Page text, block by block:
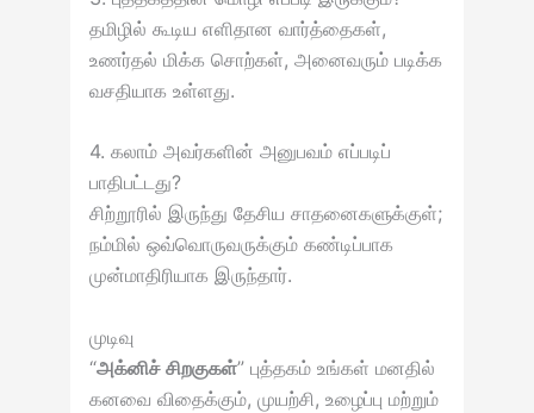
தமிழில் கூடிய எளிதான வார்த்தைகள்,
உணர்தல் மிக்க சொற்கள், அனைவரும் படிக்க
வசதியாக உள்ளது.
4. கலாம் அவர்களின் அனுபவம் எப்படிப்
பாதிபட்டது?
சிற்றூரில் இருந்து தேசிய சாதனைகளுக்குள்;
நம்மில் ஒவ்வொருவருக்கும் கண்டிப்பாக
முன்மாதிரியாக இருந்தார்.
முடிவு
“அக்னிச் சிறகுகள்” புத்தகம் உங்கள் மனதில்
கனவை விதைக்கும், முயற்சி, உழைப்பு மற்றும்